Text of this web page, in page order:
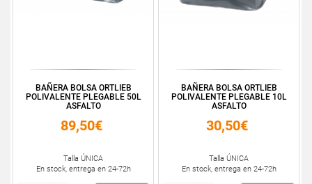
BAÑERA BOLSA ORTLIEB
POLIVALENTE PLEGABLE 50L
ASFALTO
89,50€
Talla ÚNICA
En stock, entrega en 24-72h
BAÑERA BOLSA ORTLIEB
POLIVALENTE PLEGABLE 10L
ASFALTO
30,50€
Talla ÚNICA
En stock, entrega en 24-72h